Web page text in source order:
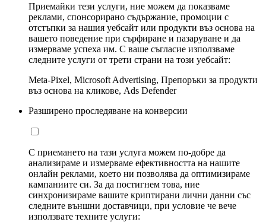
Приемайки тези услуги, ние можем да показваме
реклами, спонсорирано съдържание, промоции с
отстъпки за нашия уебсайт или продукти въз основа на
вашето поведение при сърфиране и пазаруване и да
измерваме успеха им. С ваше съгласие използваме
следните услуги от трети страни на този уебсайт:
Meta-Pixel, Microsoft Advertising, Препоръки за продукти
въз основа на кликове, Ads Defender
Разширено проследяване на конверсии
С приемането на тази услуга можем по-добре да
анализираме и измерваме ефективността на нашите
онлайн реклами, което ни позволява да оптимизираме
кампаниите си. За да постигнем това, ние
синхронизираме вашите криптирани лични данни със
следните външни доставчици, при условие че вече
използвате техните услуги: